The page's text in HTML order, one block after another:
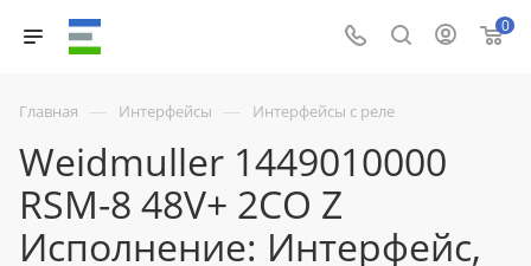
0
Главная — Интерфейсы — Интерфейсы с реле
Weidmuller 1449010000
RSM-8 48V+ 2CO Z
Исполнение: Интерфейс,